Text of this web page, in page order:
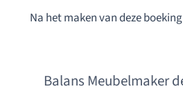
Na het maken van deze
Balans Meubelmaker